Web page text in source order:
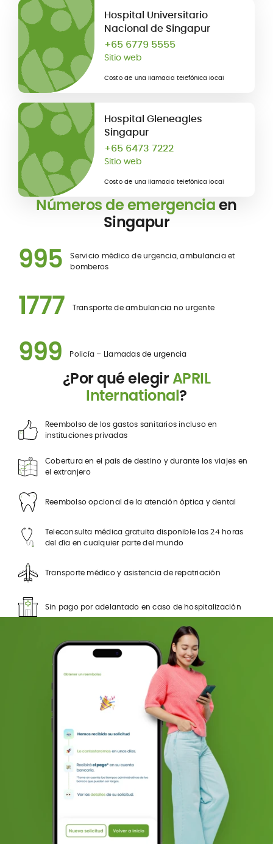
Hospital Universitario
Nacional de Singapur
+65 6779 5555
Sitio web
Costo de una llamada telefónica local
Hospital Gleneagles
Singapur
+65 6473 7222
Sitio web
Costo de una llamada telefónica local
Números de emergenciaen
Singapur
995
Servicio médico de urgencia, ambulancia et
bomberos
1777 Transporte de ambulancia no urgente
999 Policía – Llamadas de urgencia
¿Por qué elegirAPRIL
International?
Reembolso de los gastos sanitarios incluso en
instituciones privadas
Cobertura en el país de destino y durante los viajes en
el extranjero
Reembolso opcional de la atención óptica y dental
Teleconsulta médica gratuita disponible las 24 horas
del día en cualquier parte del mundo
Transporte médico y asistencia de repatriación
Sin pago por adelantado en caso de hospitalización